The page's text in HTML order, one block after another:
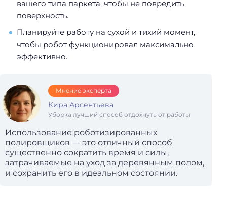
вашего типа паркета, чтобы не повредить
поверхность.
Планируйте работу на сухой и тихий момент,
чтобы робот функционировал максимально
эффективно.
Мнение эксперта
Кира Арсентьева
Уборка лучший способ отдохнуть от работы
Использование роботизированных
полировщиков — это отличный способ
существенно сократить время и силы,
затрачиваемые на уход за деревянным полом,
и сохранить его в идеальном состоянии.